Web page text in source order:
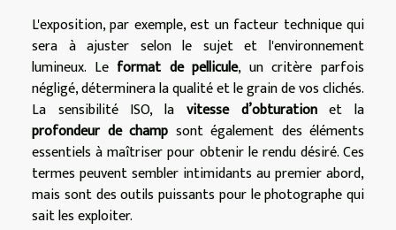
L'exposition, par exemple, est un facteur technique qui
sera à ajuster selon le sujet et l'environnement
lumineux. Le format de pellicule, un critère parfois
négligé, déterminera la qualité et le grain de vos clichés.
La sensibilité ISO, la vitesse d’obturationet la
profondeur de champ sont également des éléments
essentiels à maîtriser pour obtenir le rendu désiré. Ces
termes peuvent sembler intimidants au premier abord,
mais sont des outils puissants pour le photographe qui
sait les exploiter.